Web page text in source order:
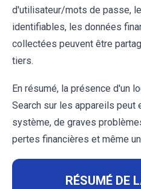
d'utilisateur/mots de passe,
identifiables, les données
collectées peuvent être
tiers.
En résumé, la présence d'un
Search sur les appareils peut
système, de graves
pertes financières et même
RÉSUMÉ DE